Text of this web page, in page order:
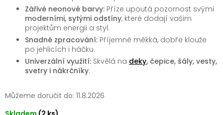
Můžeme doručit do: 11.8.2026
Zářivé neonové barvy: Příze upoutá pozornost svými
moderními, sytými odstíny, které dodají vašim
projektům energii a styl.
Snadné zpracování: Příjemně měkká, dobře klouže
po jehlicích i háčku.
Univerzální využití: Skvělá na deky, čepice, šály, vesty,
svetry i nákrčníky.